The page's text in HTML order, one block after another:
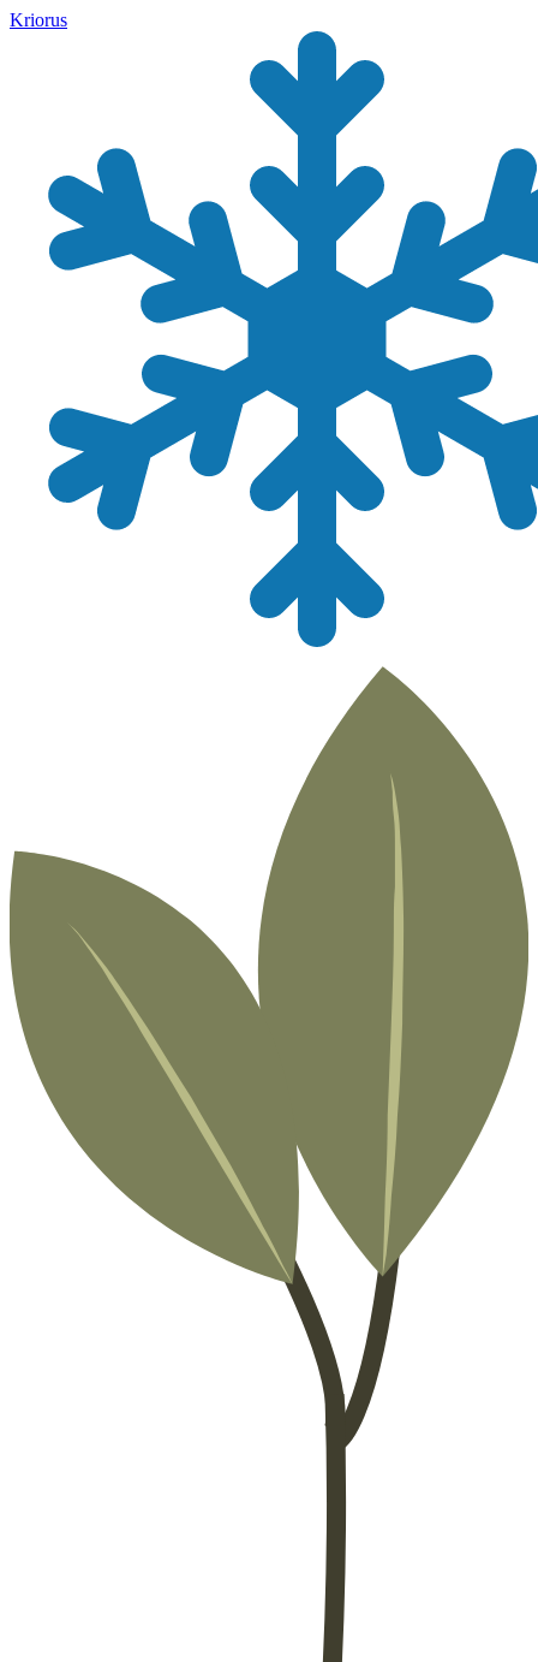
Kriorus